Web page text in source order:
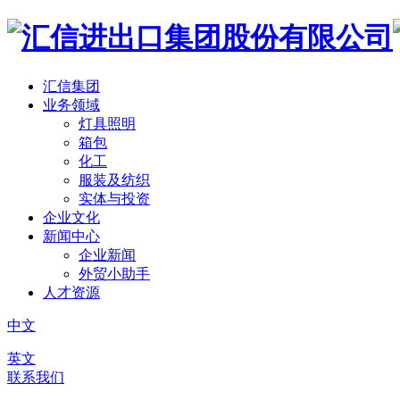
汇信集团
业务领域
灯具照明
箱包
化工
服装及纺织
实体与投资
企业文化
新闻中心
企业新闻
外贸小助手
人才资源
中文
英文
联系我们